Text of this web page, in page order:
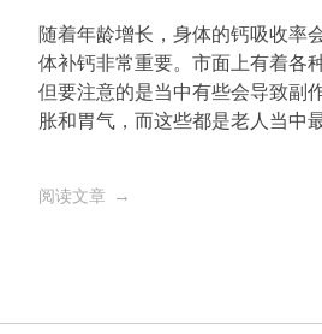
随着年龄增长，身体的钙吸收率
体补钙非常重要。市面上有着各
但要注意的是当中有些会导致副
胀和胃气，而这些都是老人当中